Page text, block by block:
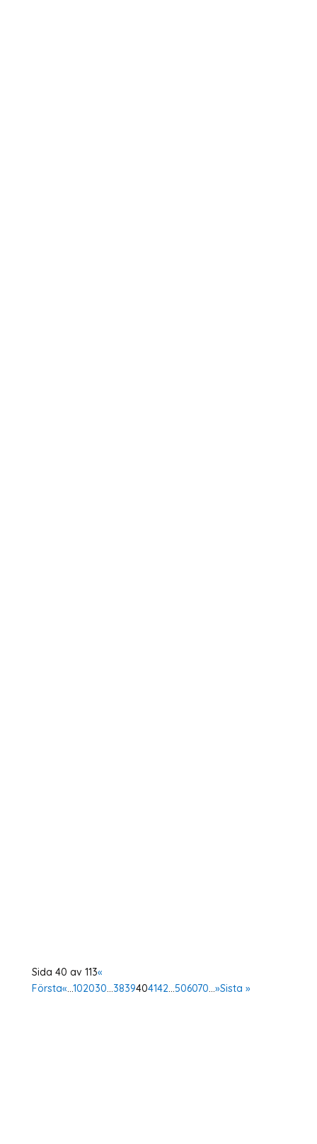
Sida 40 av 113«
Första«...102030...3839404142...506070...»Sista »